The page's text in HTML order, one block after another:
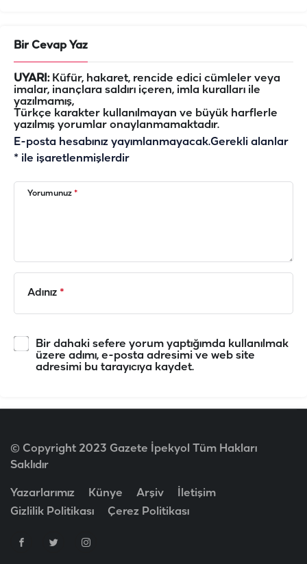
Bir Cevap Yaz
UYARI:Küfür, hakaret, rencide edici cümleler veya
imalar, inançlara saldırı içeren, imla kuralları ile
yazılmamış,
Türkçe karakter kullanılmayan ve büyük harflerle
yazılmış yorumlar onaylanmamaktadır.
E-posta hesabınız yayımlanmayacak.Gerekli alanlar
* ile işaretlenmişlerdir
Yorumunuz *
Adınız *
Bir dahaki sefere yorum yaptığımda kullanılmak
üzere adımı, e-posta adresimi ve web site
adresimi bu tarayıcıya kaydet.
© Copyright 2023 Gazete İpekyol Tüm Hakları
Saklıdır
Yazarlarımız Künye Arşiv
İletişim
Gizlilik Politikası
Çerez Politikası